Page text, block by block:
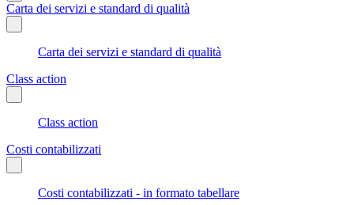
Carta dei servizi e standard di qualità
Carta dei servizi e standard di qualità
Class action
Class action
Costi contabilizzati
Costi contabilizzati - in formato tabellare